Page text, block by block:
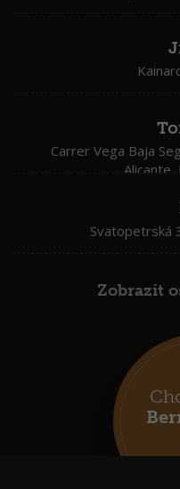
Zobrazit
Carrer Vega Baja
Alicante,
Svatopetrská